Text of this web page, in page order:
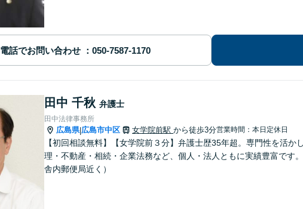
電話でお問い合わせ
田中 千秋 弁護士
田中法律事務所
広島県|広島市中区 女学院前駅 から徒歩3分営業時間：本日定休日
【初回相談無料】【女学院前３分】弁護士歴35年超。専門性を活
理・不動産・相続・企業法務など、個人・法人ともに実績豊富です
舎内郵便局近く）